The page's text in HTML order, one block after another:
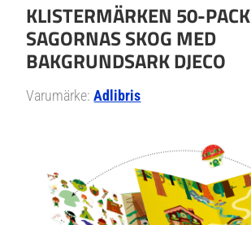
KLISTERMÄRKEN 50-PACK
SAGORNAS SKOG MED
BAKGRUNDSARK DJECO
Varumärke:Adlibris